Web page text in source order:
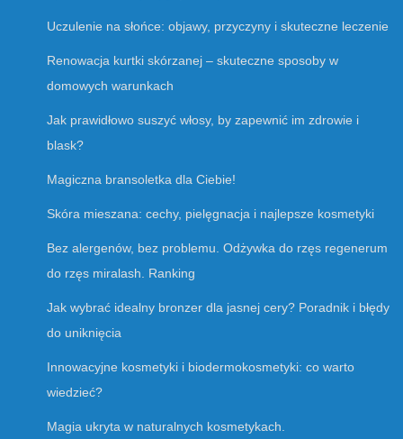
Uczulenie na słońce: objawy, przyczyny i skuteczne leczenie
Renowacja kurtki skórzanej – skuteczne sposoby w
domowych warunkach
Jak prawidłowo suszyć włosy, by zapewnić im zdrowie i
blask?
Magiczna bransoletka dla Ciebie!
Skóra mieszana: cechy, pielęgnacja i najlepsze kosmetyki
Bez alergenów, bez problemu. Odżywka do rzęs regenerum
do rzęs miralash. Ranking
Jak wybrać idealny bronzer dla jasnej cery? Poradnik i błędy
do uniknięcia
Innowacyjne kosmetyki i biodermokosmetyki: co warto
wiedzieć?
Magia ukryta w naturalnych kosmetykach.